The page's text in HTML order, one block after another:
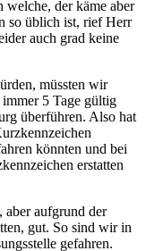
welche, der käme aber
so üblich ist, rief Herr
auch grad keine
müssten wir
5 Tage gültig
überführen. Also hat
könnten und bei
erstatten
aufgrund der
gut. So sind wir in
gefahren.